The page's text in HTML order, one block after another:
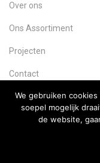
Over ons
Ons Assortiment
Projecten
Contact
Copyright
We gebruiken
soepel mogelijk
de website,